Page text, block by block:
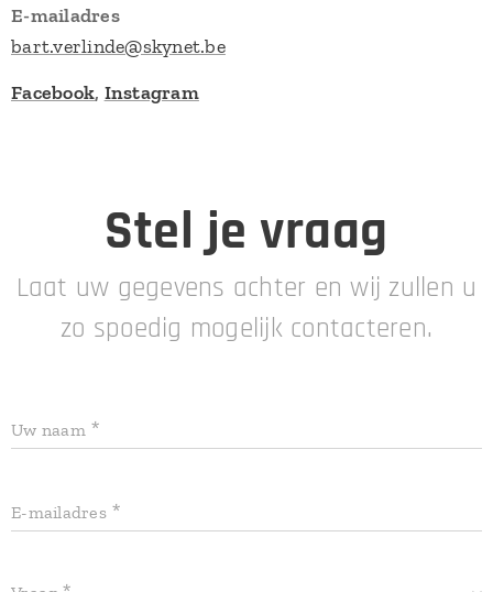
E-mailadres
bart.verlinde@skynet.be
Facebook, Instagram
Stel je vraag
Laat uw gegevens achter en wij zullen u
zo spoedig mogelijk contacteren.
Uw naam
E-mailadres